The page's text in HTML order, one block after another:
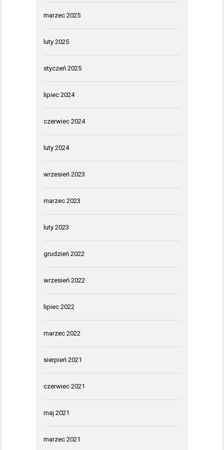
marzec 2025
luty 2025
styczeń 2025
lipiec 2024
czerwiec 2024
luty 2024
wrzesień 2023
marzec 2023
luty 2023
grudzień 2022
wrzesień 2022
lipiec 2022
marzec 2022
sierpień 2021
czerwiec 2021
maj 2021
marzec 2021